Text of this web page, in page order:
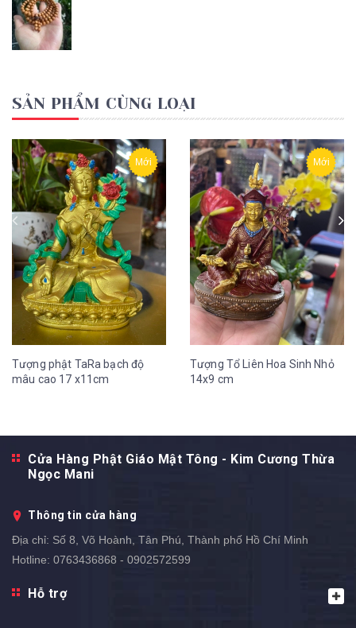
SẢN PHẨM CÙNG LOẠI
Mới
Tượng phật TaRa bạch độ
mâu cao 17 x11cm
Mới
Tượng Tổ Liên Hoa Sinh Nhỏ
14x9 cm
Cửa Hàng Phật Giáo Mật Tông - Kim Cương Thừa
Ngọc Mani
Thông tin cửa hàng
Địa chỉ: Số 8, Võ Hoành, Tân Phú, Thành phố Hồ Chí Minh
Hotline: 0763436868 - 0902572599
Hỗ trợ